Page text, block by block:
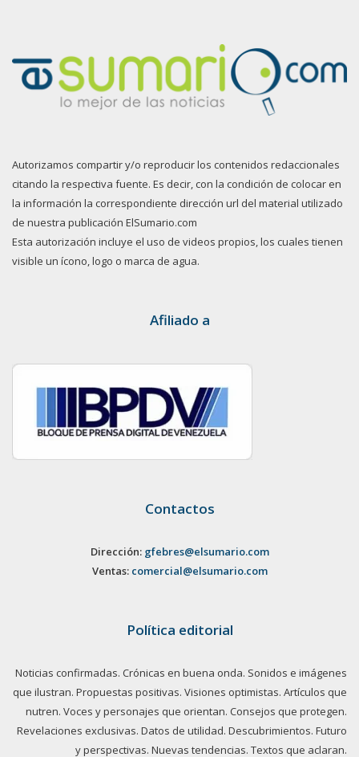
Autorizamos compartir y/o reproducir los contenidos redaccionales
citando la respectiva fuente. Es decir, con la condición de colocar en
la información la correspondiente dirección url del material utilizado
de nuestra publicación ElSumario.com
Esta autorización incluye el uso de videos propios, los cuales tienen
visible un ícono, logo o marca de agua.
Afiliado a
Contactos
Dirección: gfebres@elsumario.com
Ventas: comercial@elsumario.com
Política editorial
Noticias confirmadas. Crónicas en buena onda. Sonidos e imágenes
que ilustran. Propuestas positivas. Visiones optimistas. Artículos que
nutren. Voces y personajes que orientan. Consejos que protegen.
Revelaciones exclusivas. Datos de utilidad. Descubrimientos. Futuro
y perspectivas. Nuevas tendencias. Textos que aclaran.